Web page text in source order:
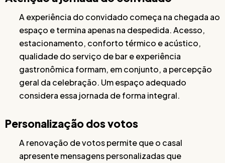
A experiência do convidado começa na chegada ao
espaço e termina apenas na despedida. Acesso,
estacionamento, conforto térmico e acústico,
qualidade do serviço de bar e experiência
gastronômica formam, em conjunto, a percepção
geral da celebração. Um espaço adequado
considera essa jornada de forma integral.
Personalização dos votos
A renovação de votos permite que o casal
apresente mensagens personalizadas que